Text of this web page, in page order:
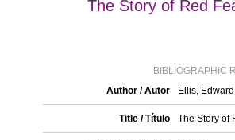
The Story of Red
BIBLIOGRAPHIC
Author / Autor
Ellis,
Title / Título The Story of